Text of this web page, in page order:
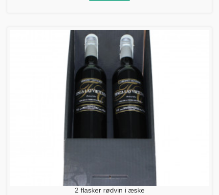
2 flasker rødvin i æske